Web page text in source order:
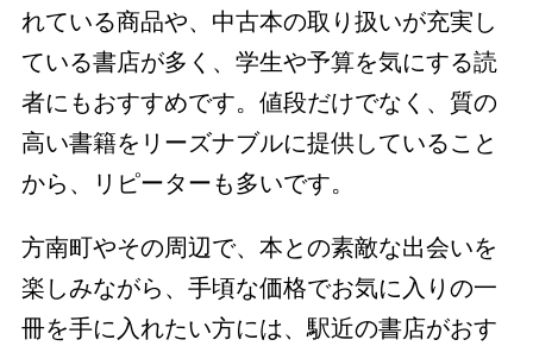
れている商品や、中古本の取り扱いが充実し
ている書店が多く、学生や予算を気にする読
者にもおすすめです。値段だけでなく、質の
高い書籍をリーズナブルに提供していること
から、リピーターも多いです。
方南町やその周辺で、本との素敵な出会いを
楽しみながら、手頃な価格でお気に入りの一
冊を手に入れたい方には、駅近の書店がおす